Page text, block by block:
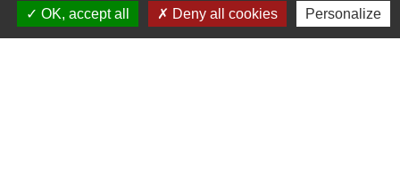
OK, accept all
Deny all cookies Personalize